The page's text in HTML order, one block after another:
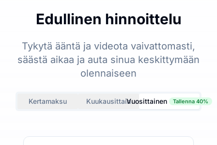
Edullinen hinnoittelu
Tykytä ääntä ja videota vaivattomasti,
säästä aikaa ja auta sinua keskittymään
olennaiseen
Kertamaksu KuukausittainVuosittainen Tallenna 40%